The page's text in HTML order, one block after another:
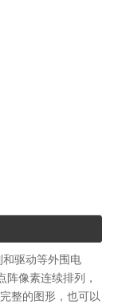
驱动等外围电
像素连续排列，
整的图形，也可以